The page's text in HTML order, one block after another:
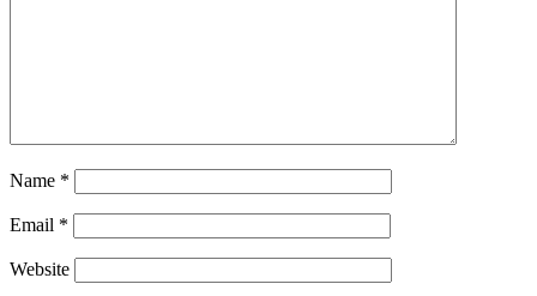
Name *
Email *
Website